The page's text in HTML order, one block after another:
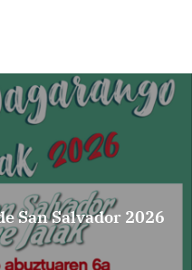
San Salvador 2026